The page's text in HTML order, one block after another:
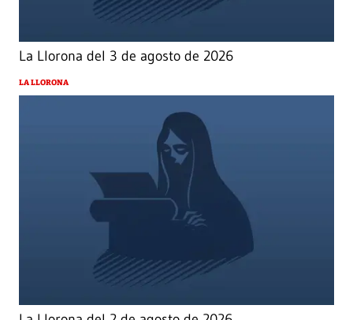
La Llorona del 3 de agosto de 2026
LA LLORONA